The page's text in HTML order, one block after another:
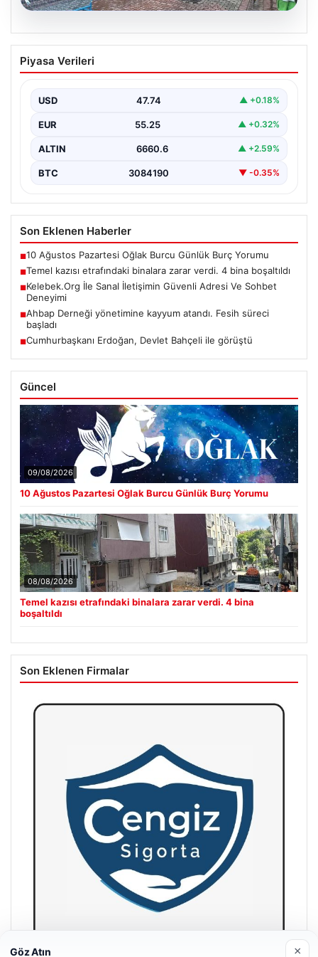
Temel kazısı etrafındaki binalara zarar
verdi. 4 bina boşaltıldı
Piyasa Verileri
USD 47.74 ▲ +0.18%
EUR 55.25 ▲ +0.32%
ALTIN 6660.6 ▲ +2.59%
BTC 3084190 ▼ -0.35%
Son Eklenen Haberler
■10 Ağustos Pazartesi Oğlak Burcu Günlük Burç Yorumu
■Temel kazısı etrafındaki binalara zarar verdi. 4 bina boşaltıldı
■Kelebek.Org İle Sanal İletişimin Güvenli Adresi Ve Sohbet
Deneyimi
■Ahbap Derneği yönetimine kayyum atandı. Fesih süreci
başladı
■Cumhurbaşkanı Erdoğan, Devlet Bahçeli ile görüştü
Güncel
09/08/2026
10 Ağustos Pazartesi Oğlak Burcu Günlük Burç Yorumu
08/08/2026
Temel kazısı etrafındaki binalara zarar verdi. 4 bina
boşaltıldı
Son Eklenen Firmalar
Göz Atın ×